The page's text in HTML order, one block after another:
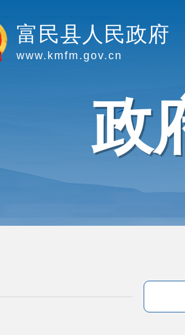
富民县人民政府
www.kmfm.gov.cn
政